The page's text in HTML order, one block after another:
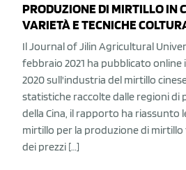
PRODUZIONE DI MIRTILLO IN
VARIETÀ E TECNICHE
Il Journal of Jilin Agricultural
febbraio 2021 ha pubblicato
2020 sull'industria del mirtillo
statistiche raccolte dalle regioni di
della Cina, il rapporto ha riassunto
mirtillo per la produzione di
dei prezzi […]